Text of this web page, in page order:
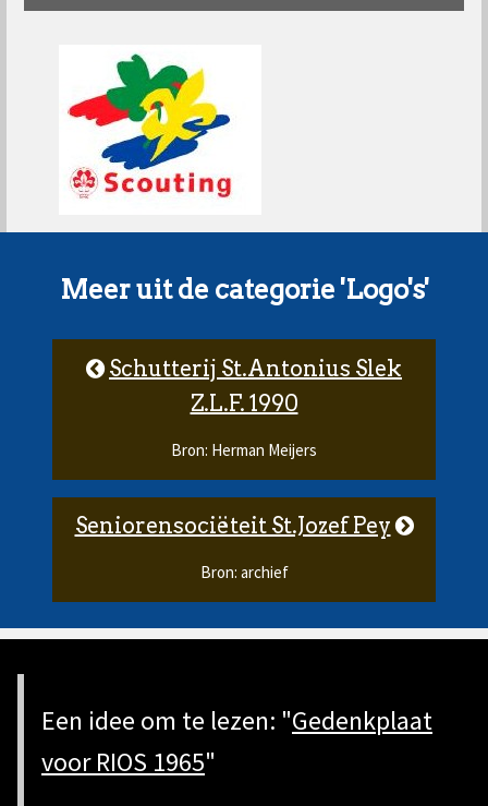
Meer uit de categorie 'Logo's'
Schutterij St.Antonius Slek
Z.L.F. 1990
Bron: Herman Meijers
Seniorensociëteit St.Jozef Pey
Bron: archief
Een idee om te lezen: "Gedenkplaat
voor RIOS 1965"